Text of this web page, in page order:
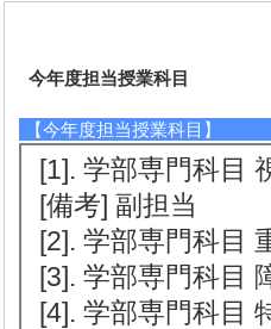
今年度担当授業科目
【今年度担当授業科目】
[1]. 学部専門科目
[備考] 副担当
[2]. 学部専門科目
[3]. 学部専門科目
[4]. 学部専門科目